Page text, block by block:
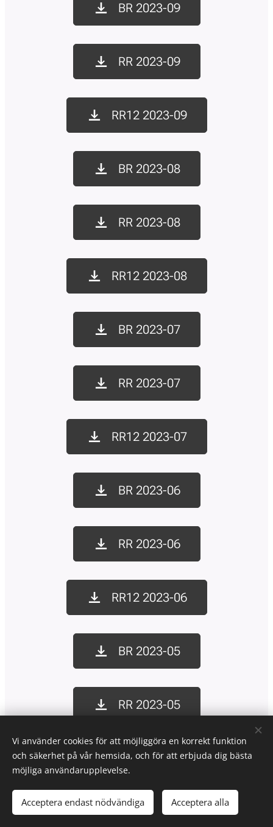
BR 2023-09
RR 2023-09
RR12 2023-09
BR 2023-08
RR 2023-08
RR12 2023-08
BR 2023-07
RR 2023-07
RR12 2023-07
BR 2023-06
RR 2023-06
RR12 2023-06
BR 2023-05
RR 2023-05
RR12 2023-05
BR 2023-04
Vi använder cookies för att möjliggöra en korrekt funktion
och säkerhet på vår hemsida, och för att erbjuda dig bästa
möjliga användarupplevelse.
Acceptera endast nödvändiga Acceptera alla